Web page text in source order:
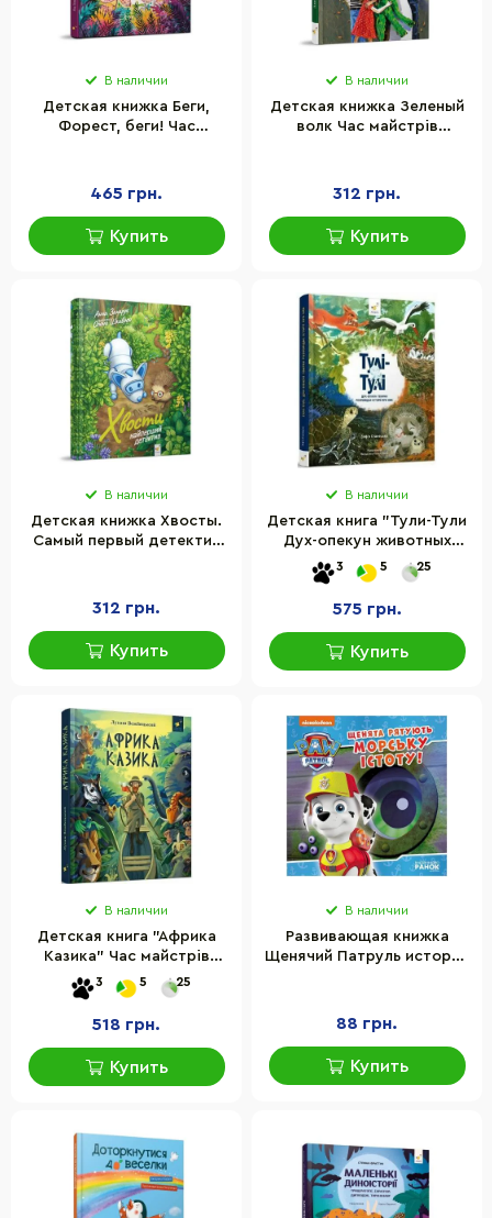
В наличии
Детская книжка Беги,
Форест, беги! Час
465 грн.
Купить
В наличии
Детская книжка Зеленый
волк Час майстрів
312 грн.
Купить
В наличии
Детская книжка Хвосты.
Самый первый детектив
312 грн.
Купить
В наличии
Детская книга "Тули-Тули
Дух-опекун животных
рассказывает истории о
них" Час майстрів 318222
3 5 25
575 грн.
Купить
В наличии
Детская книга "Африка
Казика" Час майстрів
318291
3 5 25
518 грн.
Купить
В наличии
Развивающая книжка
Щенячий Патруль истории
88 грн.
Купить